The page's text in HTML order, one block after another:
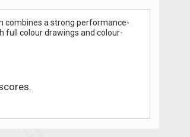
combines a strong performance-
full colour drawings and colour-